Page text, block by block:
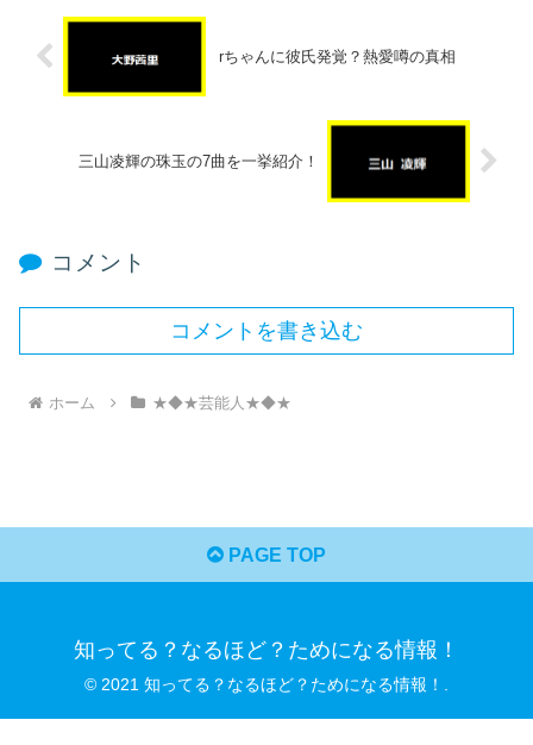
rちゃんに彼氏発覚？熱愛噂の真相
三山凌輝の珠玉の7曲を一挙紹介！
コメント
コメントを書き込む
ホーム ★◆★芸能人★◆★
PAGE TOP
知ってる？なるほど？ためになる情報！
© 2021 知ってる？なるほど？ためになる情報！.